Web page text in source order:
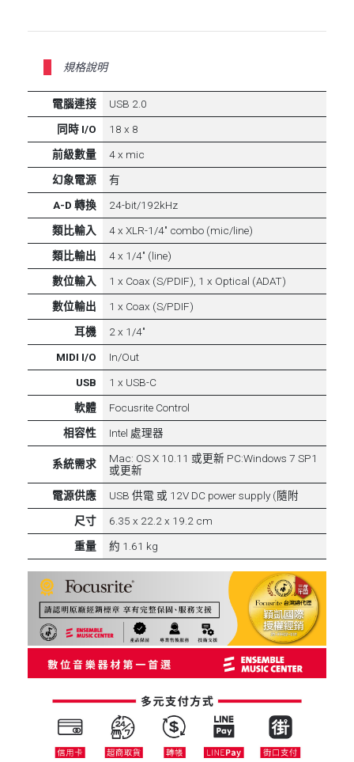
規格說明
電腦連接
USB 2.0
同時 I/O
18 x 8
前級數量
4 x mic
幻象電源
有
A-D 轉換
24-bit/192kHz
類比輸入
4 x XLR-1/4" combo (mic/line)
類比輸出
4 x 1/4" (line)
數位輸入
1 x Coax (S/PDIF), 1 x Optical (ADAT)
數位輸出
1 x Coax (S/PDIF)
耳機
2 x 1/4"
MIDI I/O
In/Out
USB
1 x USB-C
軟體
Focusrite Control
相容性
Intel 處理器
系統需求
Mac: OS X 10.11 或更新 PC:Windows 7 SP1
或更新
電源供應
USB 供電 或 12V DC power supply (隨附
尺寸
6.35 x 22.2 x 19.2 cm
重量
約 1.61 kg